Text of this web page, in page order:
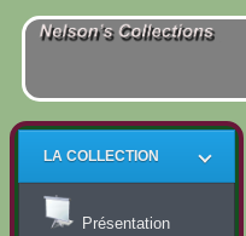
LA COLLECTION
Présentation